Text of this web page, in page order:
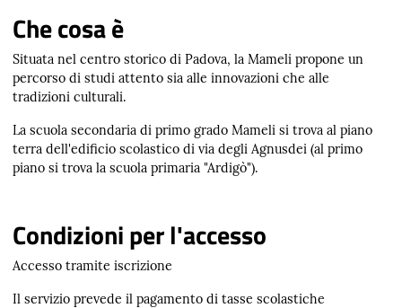
Che cosa è
Situata nel centro storico di Padova, la Mameli propone un
percorso di studi attento sia alle innovazioni che alle
tradizioni culturali.
La scuola secondaria di primo grado Mameli si trova al piano
terra dell'edificio scolastico di via degli Agnusdei (al primo
piano si trova la scuola primaria "Ardigò").
Condizioni per l'accesso
Accesso tramite iscrizione
Il servizio prevede il pagamento di tasse scolastiche